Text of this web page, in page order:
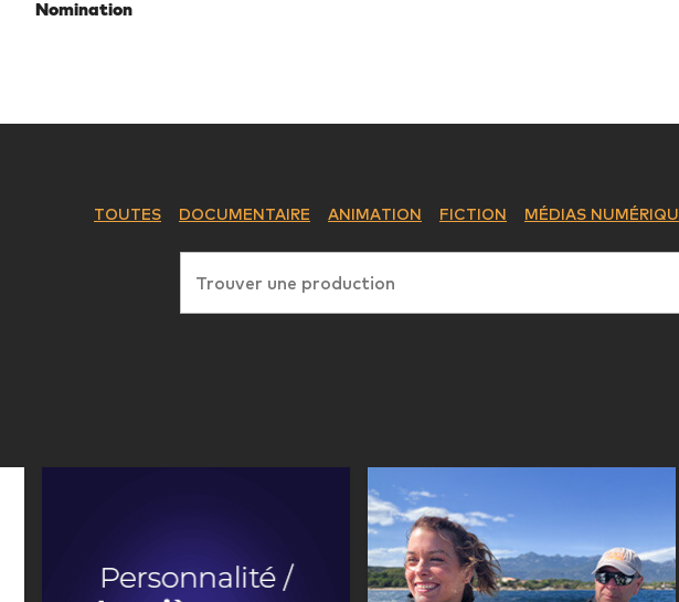
Nomination
TOUTES DOCUMENTAIRE ANIMATION FICTION MÉDIAS
Trouver une production